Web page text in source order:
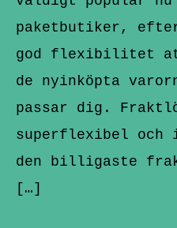
paketbutiker,
god flexibilitet att
de nyinköpta
passar dig.
superflexibel och
den billigaste
[…]